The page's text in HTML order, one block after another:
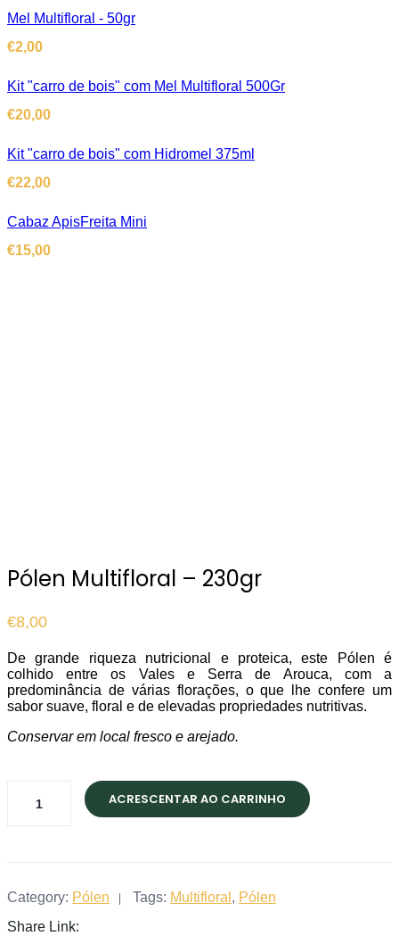
Mel Multifloral - 50gr
€2,00
Kit "carro de bois" com Mel Multifloral 500Gr
€20,00
Kit "carro de bois" com Hidromel 375ml
€22,00
Cabaz ApisFreita Mini
€15,00
Pólen Multifloral – 230gr
€8,00
De grande riqueza nutricional e proteica, este Pólen é
colhido entre os Vales e Serra de Arouca, com a
predominância de várias florações, o que lhe confere um
sabor suave, floral e de elevadas propriedades nutritivas.
Conservar em local fresco e arejado.
Multifloral
ACRESCENTAR AO CARRINHO
Category: Pólen Tags: Multifloral , Pólen
Share Link: